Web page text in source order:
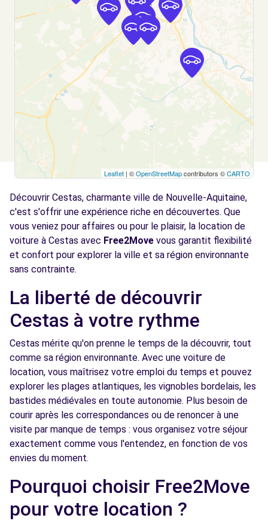
LEOGNAN, 33850
Free2move Rent - S&You - PESSAC (C)
5.9 km
5 AVENUE GUSTAVE EIFFEL
PESSAC, FR-33, 33600
Voir l'agence
Free2move Rent - S&You - PESSAC (P)
5.9 km
PESSAC, FR-33, 33600
Voir l'agence
Free2move Rent - GARAGE DES OMBRAGES
232/234 AVENUE PASTEUR
Free2move Rent - PROFIL AUTO - PESSAC
(C)
8.8
km
55 TER AVENUE JEAN JAURES
PESSAC, 33600
Voir l'agence
Free2move Rent - S&You - MERIGNAC (P)
9.0 km
94 AVENUE DE L'ARGONNE
MERIGNAC, FR-33, 33700
Leaflet | ©OpenStreetMapcontributors ©CARTO
Découvrir Cestas, charmante ville de Nouvelle-Aquitaine,
c'est s'offrir une expérience riche en découvertes. Que
vous veniez pour affaires ou pour le plaisir, la location de
voiture à Cestas avec Free2Move vous garantit flexibilité
et confort pour explorer la ville et sa région environnante
sans contrainte.
La liberté de découvrir
Cestas à votre rythme
Cestas mérite qu'on prenne le temps de la découvrir, tout
comme sa région environnante. Avec une voiture de
location, vous maîtrisez votre emploi du temps et pouvez
explorer les plages atlantiques, les vignobles bordelais, les
bastides médiévales en toute autonomie. Plus besoin de
courir après les correspondances ou de renoncer à une
visite par manque de temps : vous organisez votre séjour
exactement comme vous l'entendez, en fonction de vos
envies du moment.
Pourquoi choisir Free2Move
pour votre location ?